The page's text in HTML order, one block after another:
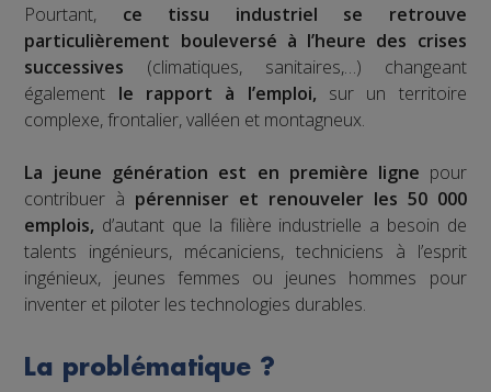
Pourtant, ce tissu industriel se retrouve
particulièrement bouleversé à l’heure des crises
successives (climatiques, sanitaires,…) changeant
également le rapport à l’emploi, sur un territoire
complexe, frontalier, valléen et montagneux.
La jeune génération est en première ligne pour
contribuer à pérenniser et renouveler les 50 000
emplois, d’autant que la filière industrielle a besoin de
talents ingénieurs, mécaniciens, techniciens à l’esprit
ingénieux, jeunes femmes ou jeunes hommes pour
inventer et piloter les technologies durables.
La problématique ?